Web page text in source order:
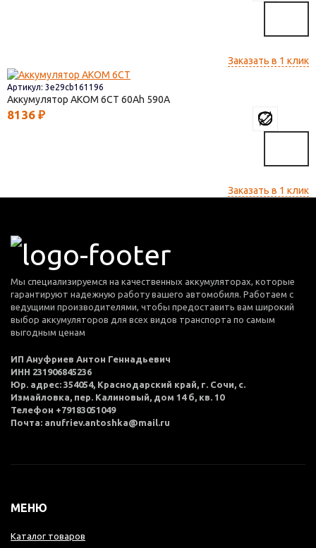
Заказать в 1 клик
Артикул: 3e29cb161196
Аккумулятор AКОМ 6СТ 60 590
8136 ₽
Заказать в 1 клик
Мы специализируемся на качественных аккумуляторах, которые
гарантируют надежную работу вашего автомобиля. Работаем с
ведущими производителями, чтобы предоставить вам широкий
выбор аккумуляторов для всех видов транспорта по самым
выгодным ценам
ИП Ануфриев Антон Геннадьевич
ИНН 231906845236
Юр. адрес: 354054, Краснодарский край, г. Сочи, с.
Измайловка, пер. Калиновый, дом 14 б, кв. 10
Телефон +79183051049
Почта: anufriev.antoshka@mail.ru
МЕНЮ
Каталог товаров